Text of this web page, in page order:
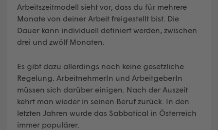
Arbeitszeitmodell sieht vor, dass du für mehrere
Monate von deiner Arbeit freigestellt bist. Die
Dauer kann individuell definiert werden, zwischen
drei und zwölf Monaten.
Es gibt dazu allerdings noch keine gesetzliche
Regelung. ArbeitnehmerIn und ArbeitgeberIn
müssen sich darüber einigen. Nach der Auszeit
kehrt man wieder in seinen Beruf zurück. In den
letzten Jahren wurde das Sabbatical in Österreich
immer populärer.